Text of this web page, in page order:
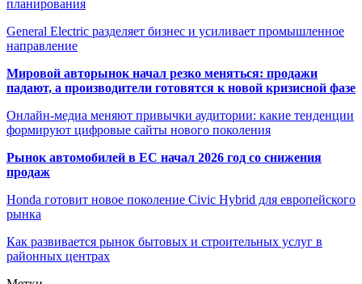
планирования
General Electric разделяет бизнес и усиливает промышленное
направление
Мировой авторынок начал резко меняться: продажи
падают, а производители готовятся к новой кризисной фазе
Онлайн-медиа меняют привычки аудитории: какие тенденции
формируют цифровые сайты нового поколения
Рынок автомобилей в ЕС начал 2026 год со снижения
продаж
Honda готовит новое поколение Civic Hybrid для европейского
рынка
Как развивается рынок бытовых и строительных услуг в
районных центрах